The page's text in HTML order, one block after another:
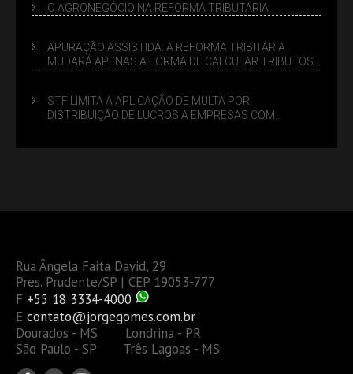
O AGRONEGÓCIO NA REFORMA TRIBUTÁRIA
APURAÇÃO ASSISTIDA: A REFORMA TRIBITÁRIA
MUDARÁ APENAS A FORMA DE CALCULAR TRIBUTOS
STF LIMITA A APLICAÇÃO DE MULTA POR
DISTRIBUIÇÃO DE LUCROS A EMPRESAS COM
Rua Ângela Faita David, 29
Pres. Prudente/SP | CEP 19053-777
F +55 18 3334-4000
E contato@jorgegomes.com.br
Dourados - MS Londrina - PR
São Paulo - SP Três Lagoas - MS